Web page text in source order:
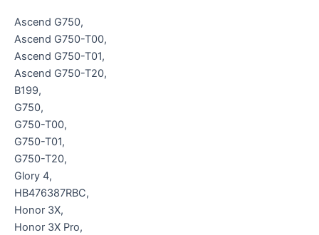
Ascend G750,
Ascend G750-T00,
Ascend G750-T01,
Ascend G750-T20,
B199,
G750,
G750-T00,
G750-T01,
G750-T20,
Glory 4,
HB476387RBC,
Honor 3X,
Honor 3X Pro,